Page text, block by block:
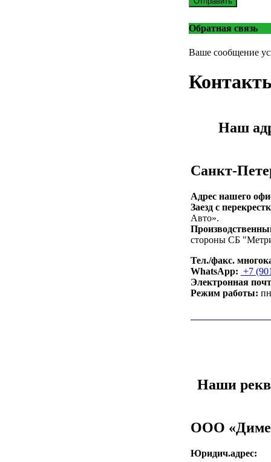
Обратная связь
Ваше сообщение
Наш
Санкт-
Адрес нашего
Заезд с
Авто».
стороны СБ
Тел./факс.
WhatsApp: +7
Электронная
Режим работы:
Наши
ООО
Юридич.адрес: